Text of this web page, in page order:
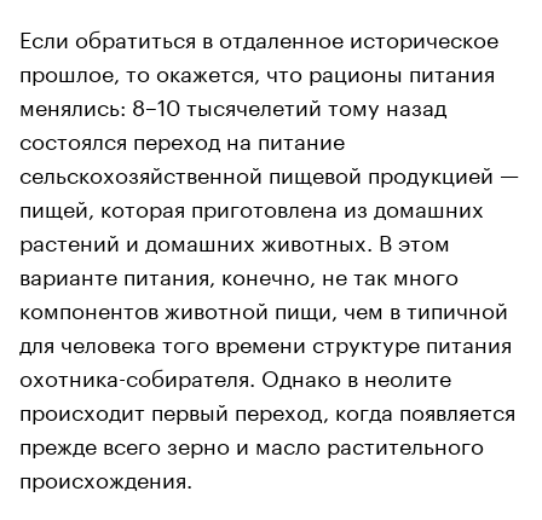
Если обратиться в отдаленное историческое
прошлое, то окажется, что рационы питания
менялись: 8–10 тысячелетий тому назад
состоялся переход на питание
сельскохозяйственной пищевой продукцией —
пищей, которая приготовлена из домашних
растений и домашних животных. В этом
варианте питания, конечно, не так много
компонентов животной пищи, чем в типичной
для человека того времени структуре питания
охотника-собирателя. Однако в неолите
происходит первый переход, когда появляется
прежде всего зерно и масло растительного
происхождения.